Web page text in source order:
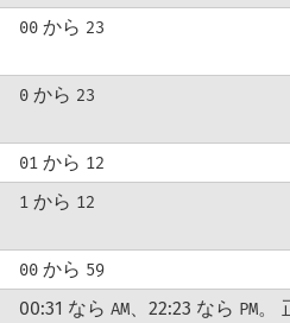
00から 23
0から 23
01 から 12
1 から 12
00から 59
00:31 なら AM、22:23 なら PM。